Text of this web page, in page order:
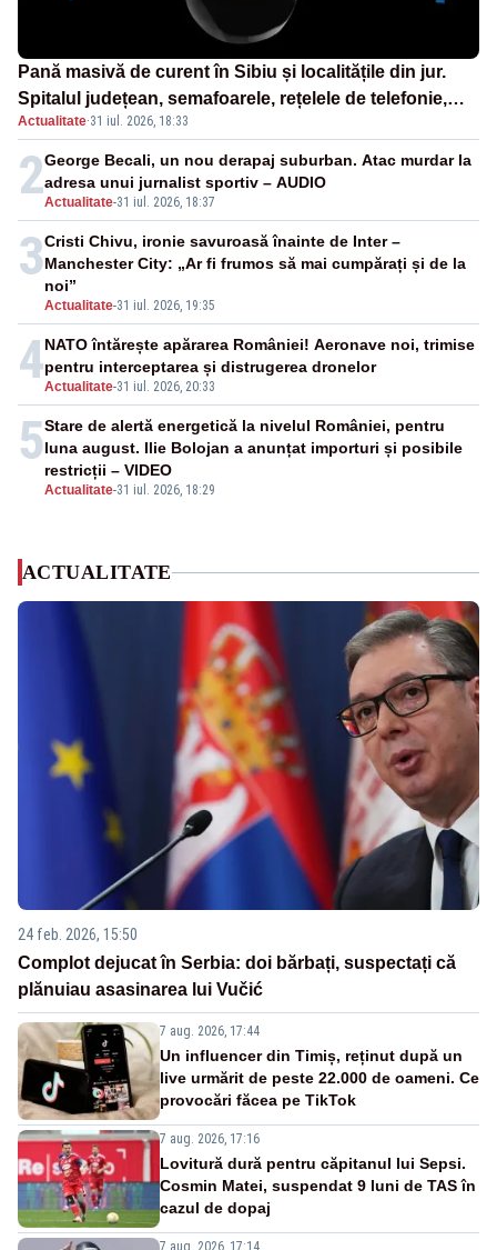
Pană masivă de curent în Sibiu și localitățile din jur.
Spitalul județean, semafoarele, rețelele de telefonie,
grav afectate
Actualitate·31 iul. 2026, 18:33
2Actualitate-31 iul. 2026, 18:37
George Becali, un nou derapaj suburban. Atac murdar la
adresa unui jurnalist sportiv – AUDIO
3
Actualitate-31 iul. 2026, 19:35
Cristi Chivu, ironie savuroasă înainte de Inter –
Manchester City: „Ar fi frumos să mai cumpărați și de la
noi”
4Actualitate-31 iul. 2026, 20:33
NATO întărește apărarea României! Aeronave noi, trimise
pentru interceptarea și distrugerea dronelor
5
Actualitate-31 iul. 2026, 18:29
Stare de alertă energetică la nivelul României, pentru
luna august. Ilie Bolojan a anunțat importuri și posibile
restricții – VIDEO
ACTUALITATE
24 feb. 2026, 15:50
Complot dejucat în Serbia: doi bărbați, suspectați că
plănuiau asasinarea lui Vučić
7 aug. 2026, 17:44
Un influencer din Timiș, reținut după un
live urmărit de peste 22.000 de oameni. Ce
provocări făcea pe TikTok
7 aug. 2026, 17:16
Lovitură dură pentru căpitanul lui Sepsi.
Cosmin Matei, suspendat 9 luni de TAS în
cazul de dopaj
7 aug. 2026, 17:14